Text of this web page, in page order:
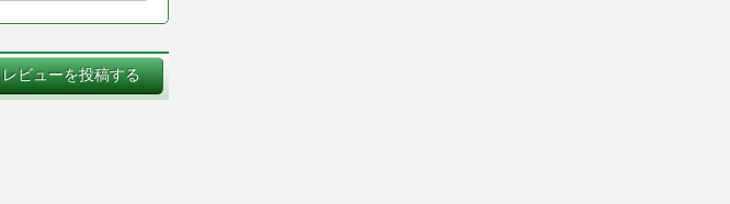
レビューを投稿する